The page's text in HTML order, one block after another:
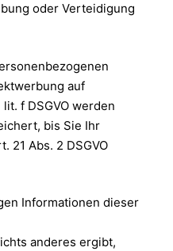
oder Verteidigung
auf
f DSGVO werden
bis Sie Ihr
21 Abs. 2 DSGVO
Informationen dieser
anderes ergibt,